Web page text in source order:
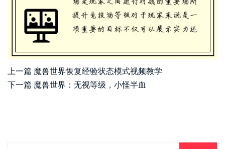
上一篇 魔兽世界恢复经验状态模式视频教学
下一篇 魔兽世界：无视等级，小怪半血